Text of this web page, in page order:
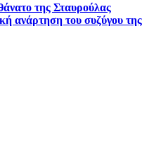
της Σταυρούλας
ανάρτηση του συζύγου της